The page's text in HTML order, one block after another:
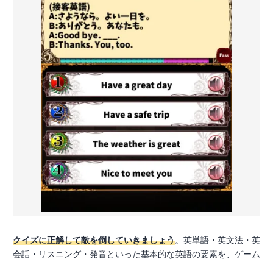
クイズに正解して敵を倒していきましょう。英単語・英文法・英
会話・リスニング・発音といった基本的な英語の要素を、ゲーム